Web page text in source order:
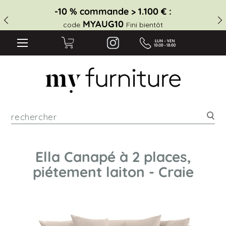
-10 % commande > 1.100 € :
code MYAUG10 Fini bientôt
Ella Canapé à 2 places,
piétement laiton - Craie